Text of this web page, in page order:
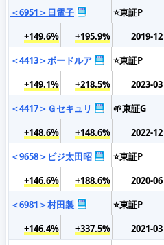
＜6951＞日電子
⭐東証P
+149.6%
+195.9% 2019-12
＜4413＞ボードルア
⭐東証P
+149.1%
+218.5% 2023-03
＜4417＞Ｇセキュリ
🌱東証G
+148.6%
+148.6% 2022-12
＜9658＞ビジ太田昭
⭐東証P
+146.6%
+188.6% 2020-06
＜6981＞村田製
⭐東証P
+146.4%
+337.5% 2021-03